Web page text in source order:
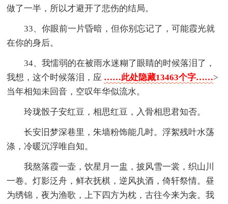
做了一半，所以才避开了悲伤的结局。
33、你眼前一片昏暗，但你别忘记了，可能霞光就
在你的身后。
34、我懦弱的在被雨水迷糊了眼睛的时候落泪了，
我想，这个时候落泪，应 ……此处隐藏13463个字……>
当年相知未回音，空叹年华似流水。
玲珑骰子安红豆，相思红豆，入骨相思君知否。
长安旧梦深巷里，朱墙粉饰能几时。浮絮残叶水荡
涤，冷暖沉浮唯自知。
我熬落霞一壶，饮星月一盅，披风雪一裳，织山川
一卷。灯影泛舟，鲜衣抚棋，逆风执酒，倚轩祭情。昼
为绣锦，夜为渔歌，上下四方为枕，古往今来为衾。我